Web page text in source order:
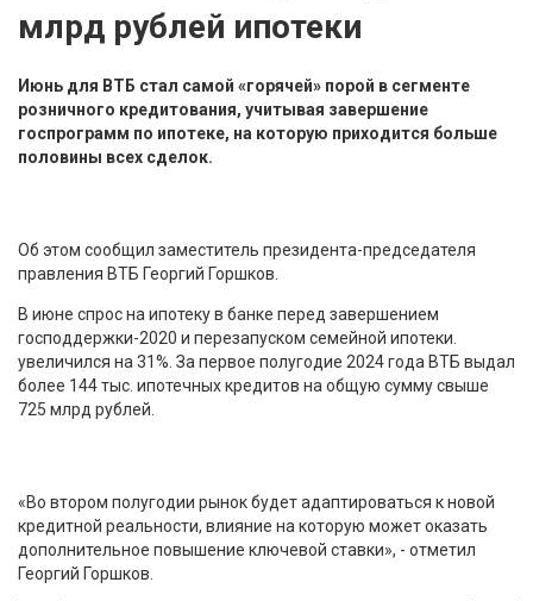
млрд рублей ипотеки
Июнь для ВТБ стал самой «горячей» порой в сегменте
розничного кредитования, учитывая завершение
госпрограмм по ипотеке, на которую приходится больше
половины всех сделок.
Об этом сообщил заместитель президента-председателя
правления ВТБ Георгий Горшков.
В июне спрос на ипотеку в банке перед завершением
господдержки-2020 и перезапуском семейной ипотеки.
увеличился на 31%. За первое полугодие 2024 года ВТБ выдал
более 144 тыс. ипотечных кредитов на общую сумму свыше
725 млрд рублей.
«Во втором полугодии рынок будет адаптироваться к новой
кредитной реальности, влияние на которую может оказать
дополнительное повышение ключевой ставки», - отметил
Георгий Горшков.